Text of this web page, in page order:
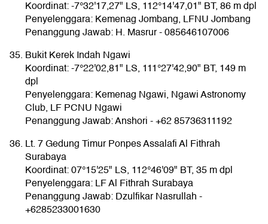
Koordinat: -7°32'17,27" LS, 112°14'47,01" BT, 86 m dpl
Penyelenggara: Kemenag Jombang, LFNU Jombang
Penanggung Jawab: H. Masrur - 085646107006
Bukit Kerek Indah Ngawi
Koordinat: -7°22'02,81" LS, 111°27'42,90" BT, 149 m
dpl
Penyelenggara: Kemenag Ngawi, Ngawi Astronomy
Club, LF PCNU Ngawi
Penanggung Jawab: Anshori - +62 85736311192
Lt. 7 Gedung Timur Ponpes Assalafi Al Fithrah
Surabaya
Koordinat: 07°15'25" LS, 112°46'09" BT, 35 m dpl
Penyelenggara: LF Al Fithrah Surabaya
Penanggung Jawab: Dzulfikar Nasrullah -
+6285233001630